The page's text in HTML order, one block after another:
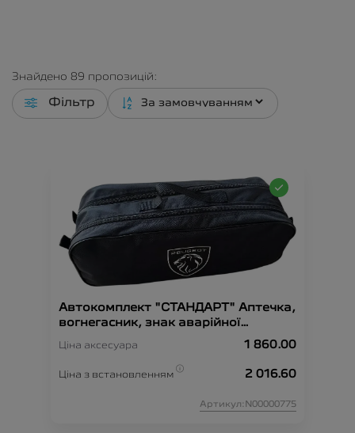
Знайдено 89 пропозицій:
Фільтр
Автокомплект "СТАНДАРТ" Аптечка,
вогнегасник, знак аварійної
органайзер, трос-буксир, жилет
безпеки.
Ціна аксесуара 1 860.00
Ціна з встановленням 2 016.60
Артикул:N00000775